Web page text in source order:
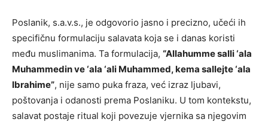
Poslanik, s.a.v.s., je odgovorio jasno i precizno, učeći ih
specifičnu formulaciju salavata koja se i danas koristi
među muslimanima. Ta formulacija, “Allahumme salli ‘ala
Muhammedin ve ‘ala ‘ali Muhammed, kema sallejte ‘ala
Ibrahime”, nije samo puka fraza, već izraz ljubavi,
poštovanja i odanosti prema Poslaniku. U tom kontekstu,
salavat postaje ritual koji povezuje vjernika sa njegovim